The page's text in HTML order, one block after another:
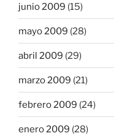
junio 2009 (15)
mayo 2009 (28)
abril 2009 (29)
marzo 2009 (21)
febrero 2009 (24)
enero 2009 (28)